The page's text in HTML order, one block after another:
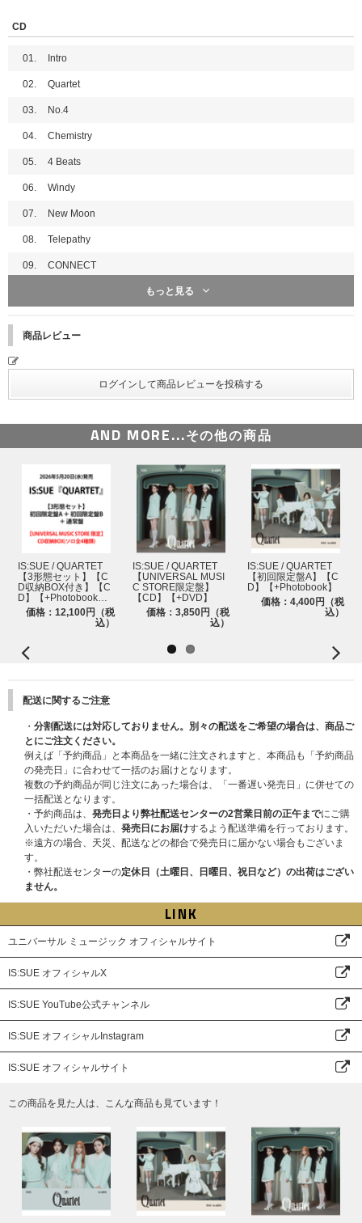
【初回限定盤B】
CD＋PHOTOBOOK
仕様：デジパック仕様
CD
01. Intro
02. Quartet
03. No.4
04. Chemistry
05. 4 Beats
06. Windy
07. New Moon
08. Telepathy
09. CONNECT
12. Phase (QUARTET ver.)
13. Starstruck (QUARTET ver.)
もっと見る
商品レビュー
AND MORE...その他の商品
IS:SUE / QUARTET
【3形態セット】【C
D収納BOX付き】【C
D】【+Photobook…
価格：12,100円（税
込）
IS:SUE / QUARTET
【UNIVERSAL MUSI
C STORE限定盤】
【CD】【+DVD】
価格：3,850円（税
込）
IS:SUE / QUARTET
【初回限定盤A】【C
D】【+Photobook】
価格：4,400円（税
込）
配送に関するご注意
・ 分割配送には対応しておりません。別々の配送をご希望の場合は、商品ご
とにご注文ください。
例えば「予約商品」と本商品を一緒に注文されますと、本商品も「予約商品
の発売日」に合わせて一括のお届けとなります。
複数の予約商品が同じ注文にあった場合は、「一番遅い発売日」に併せての
一括配送となります。
・予約商品は、 発売日より弊社配送センターの2営業日前の正午までにご購
入いただいた場合は、 発売日にお届けするよう配送準備を行っております。
※遠方の場合、天災、配送などの都合で発売日に届かない場合もございま
す。
・弊社配送センターの定休日（土曜日、日曜日、祝日など）の出荷はござい
ません。
LINK
ユニバーサル ミュージック オフィシャルサイト
IS:SUE オフィシャルX
IS:SUE YouTube公式チャンネル
IS:SUE オフィシャルInstagram
IS:SUE オフィシャルサイト
この商品を見た人は、こんな商品も見ています！